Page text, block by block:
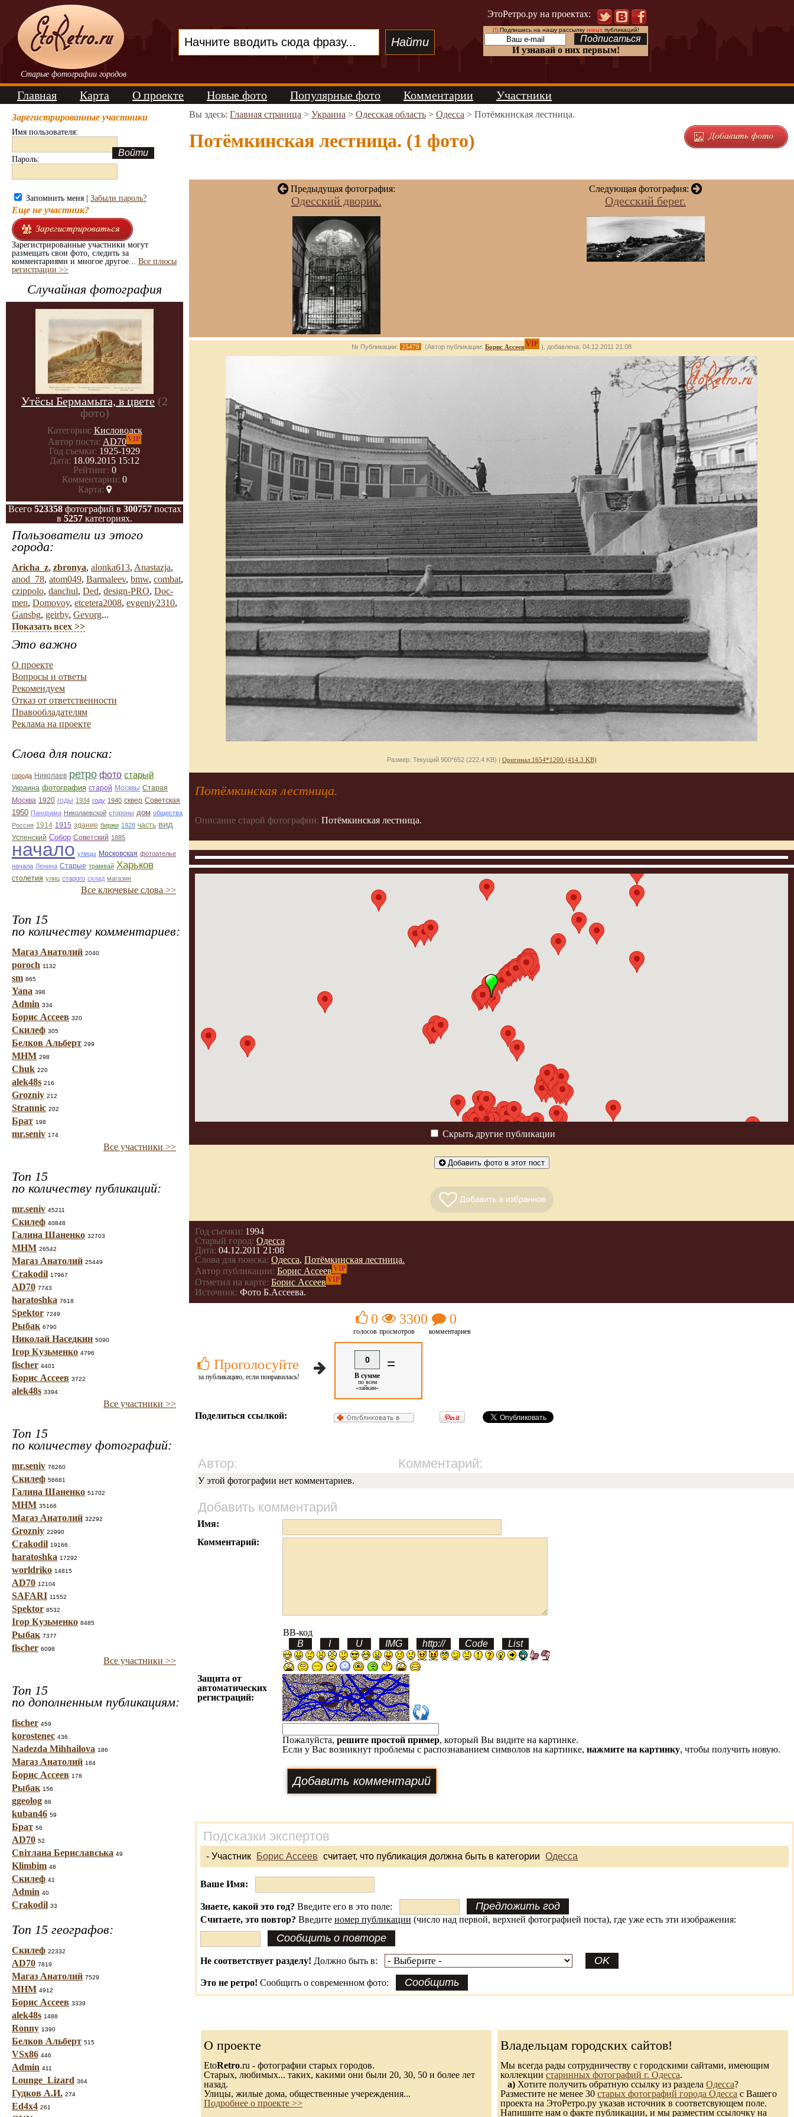
Старые фотографии городов
ЭтоРетро.ру на проектах:
(!)Подпишись на нашу рассылку новыхпубликаций!
И узнавай о них первым!
Главная Карта О проекте Новые фото Популярные фото Комментарии Участники
Зарегистрированные участники
Имя пользователя:
Пароль:
Запомнить меня | Забыли пароль?
Еще не участник?
Зарегистрированные участники могут
размещать свои фото, следить за
комментариями и многое другое... Все плюсы
регистрации >>
Случайная фотография
Утёсы Бермамыта, в цвете (2
фото)
Категория: Кисловодск
Автор поста: AD70VIP
Год съемки: 1925-1929
Дата: 18.09.2015 15:12
Рейтинг: 0
Комментарии: 0
Карта:
Всего 523358фотографий в 300757постах
в 5257 категориях.
Пользователи из этого
города:
Aricha_z, zbronya, alonka613, Anastazja,
anod_78, atom049, Barmaleev, bmw, combat,
czippolo, danchul, Ded, design-PRO, Doc-
men, Domovoy, etcetera2008, evgeniy2310,
Gansbg, geirby, Gevorg...
Показать всех >>
Это важно
О проекте
Вопросы и ответы
Рекомендуем
Отказ от ответственности
Правообладателям
Реклама на проекте
Слова для поиска:
города Николаев ретро фото старый
Украина фотография старой Москвы Старая
Москва 1920 годы 1934 году 1940 сквер Советская
1950 Панорама Николаевской стороны дом общества
Россия 1914 1915 здание биржи 1928 часть вид
Успенский Собор Советский 1885
начало улицы Московская фотоателье
начала Ленина Старые трамвай Харьков
столетия улиц старого склад магазин
Все ключевые слова >>
Топ 15
по количеству комментариев:
Магаз Анатолий 2040
poroch 1132
sm 865
Yana 398
Admin 334
Борис Ассеев 320
Скилеф 305
Белков Альберт 299
МНМ 298
Chuk 220
alek48s 216
Grozniy 212
Strannic 202
Брат 198
mr.seniv 174
Все участники >>
Топ 15
по количеству публикаций:
mr.seniv 45211
Скилеф 40848
Галина Шаненко 32703
МНМ 26542
Магаз Анатолий 25449
Crakodil 17967
AD70 7743
haratoshka 7618
Spektor 7249
Рыбак 6790
Николай Наседкин 5090
Ігор Кузьменко 4796
fischer 4401
Борис Ассеев 3722
alek48s 3394
Все участники >>
Топ 15
по количеству фотографий:
mr.seniv 78260
Скилеф 56681
Галина Шаненко 51702
МНМ 35166
Магаз Анатолий 32292
Grozniy 22990
Crakodil 19166
haratoshka 17292
worldriko 14815
AD70 12104
SAFARI 11552
Spektor 8532
Ігор Кузьменко 8485
Рыбак 7377
fischer 6098
Все участники >>
Топ 15
по дополненным публикациям:
fischer 459
korostenec 436
Nadezda Mihhailova 186
Магаз Анатолий 184
Борис Ассеев 178
Рыбак 156
ggeolog 88
kuban46 59
Брат 56
AD70 52
Світлана Бериславська 49
Klimbim 48
Скилеф 41
Admin 40
Crakodil 33
Топ 15 географов:
Скилеф 22332
AD70 7819
Магаз Анатолий 7529
МНМ 4912
Борис Ассеев 3339
alek48s 1488
Ronny 1390
Белков Альберт 515
VSx86 446
Admin 411
Lounge_Lizard 364
Гудков А.И. 274
Ed4x4 261
Вы здесь: Главная страница > Украина > Одесская область > Одесса > Потёмкинская лестница.
Потёмкинская лестница. (1 фото)
Предыдущая фотография:
Одесский дворик.
Следующая фотография:
Одесский берег.
№ Публикации: 25479 (Автор публикации: Борис АссеевVIP ), добавлена: 04.12.2011 21:08
Размер: Текущий 900*652 (222.4 KB) | Оригинал 1654*1200 (414.3 KB)
Потёмкинская лестница.
Описание старой фотографии: Потёмкинская лестница.
Скрыть другие публикации
Добавить фото в этот пост
Год съемки: 1994
Старый город: Одесса
Дата: 04.12.2011 21:08
Слова для поиска: Одесса, Потёмкинская лестница.
Автор публикации: Борис Ассеев VIP
Отметил на карте: Борис Ассеев VIP
Источник: Фото Б.Ассеева.
Проголосуйте
за публикацию, если понравилась!
0
голосов
3300
просмотров
0
комментариев
0
В сумме
по всем
«лайкам»
=
Поделиться ссылкой:
Автор: Комментарий:
У этой фотографии нет комментариев.
Добавить комментарий
Имя:
Комментарий:
BB-код
Защита от
автоматических
регистраций:
Пожалуйста, решите простой пример, который Вы видите на картинке.
Если у Вас возникнут проблемы с распознаванием символов на картинке, нажмите на картинку, чтобы получить новую.
Подсказки экспертов
- Участник Борис Ассеев считает, что публикация должна быть в категории Одесса
Ваше Имя:
Знаете, какой это год? Введите его в это поле:
Считаете, это повтор? Введите номер публикации (число над первой, верхней фотографией поста), где уже есть эти изображения:
Не соответствует разделу! Должно быть в:
Это не ретро! Сообщить о современном фото:
О проекте
EtoRetro.ru - фотографии старых городов.
Старых, любимых... таких, какими они были 20, 30, 50 и более лет
назад.
Улицы, жилые дома, общественные учереждения...
Подробнее о проекте >>
Владельцам городских сайтов!
Мы всегда рады сотрудничеству с городскими сайтами, имеющим
коллекции старинных фотографий г. Одесса.
а) Хотите получить обратную ссылку из раздела Одесса?
Разместите не менее 30 старых фотографий города Одесса с Вашего
проекта на ЭтоРетро.ру указав источник в соответсвующем поле.
Напишите нам о факте публикации, и мы разместим ссылочку на